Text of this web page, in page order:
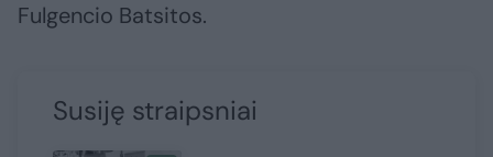
Fulgencio Batsitos.
Susiję straipsniai